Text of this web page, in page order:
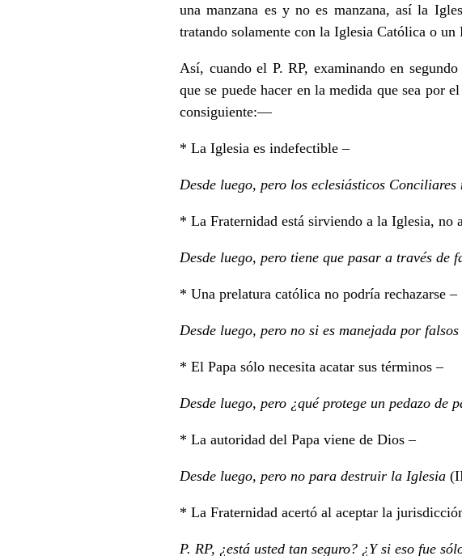
una manzana es y no es manzana, así la
tratando solamente con la Iglesia Católica o
Así, cuando el P. RP, examinando en
que se puede hacer en la medida que sea por
consiguiente: —
* La Iglesia es indefectible –
Desde luego, pero los eclesiásticos Conciliares
* La Fraternidad está sirviendo a la Iglesia, no
Desde luego, pero tiene que pasar a través de
* Una prelatura católica no podría rechazarse –
Desde luego, pero no si es manejada por falsos
* El Papa sólo necesita acatar sus términos–
Desde luego, pero ¿qué protege un pedazo de
* La autoridad del Papa viene de Dios–
Desde luego, pero no para destruir la Iglesia
* La Fraternidad acertó al aceptar la
P. RP, ¿está usted tan seguro? ¿Y si eso fue